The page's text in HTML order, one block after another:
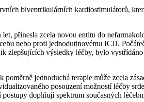
biventrikulárních kardiostimulátorů,
přinesla zcela novou entitu do
nebo proti jednodutinovému ICD.
zlepšujících výsledky léčby, bylo
jednoduchá terapie může zcela
posouzení možností léčby
doplňují spektrum současných